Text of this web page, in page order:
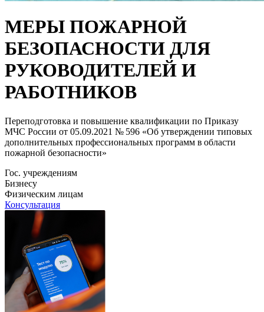
МЕРЫ ПОЖАРНОЙ
БЕЗОПАСНОСТИ ДЛЯ
РУКОВОДИТЕЛЕЙ И
РАБОТНИКОВ
Переподготовка и повышение квалификации по Приказу
МЧС России от 05.09.2021 № 596 «Об утверждении типовых
дополнительных профессиональных программ в области
пожарной безопасности»
Гос. учреждениям
Бизнесу
Физическим лицам
Консультация